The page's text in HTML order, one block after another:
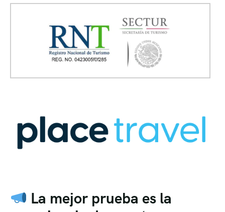
La mejor prueba es la